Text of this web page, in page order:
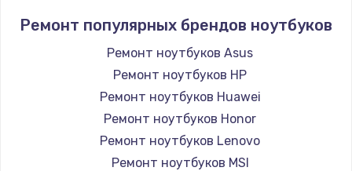
Ремонт популярных брендов ноутбуков
Ремонт ноутбуков Asus
Ремонт ноутбуков HP
Ремонт ноутбуков Huawei
Ремонт ноутбуков Honor
Ремонт ноутбуков Lenovo
Ремонт ноутбуков MSI